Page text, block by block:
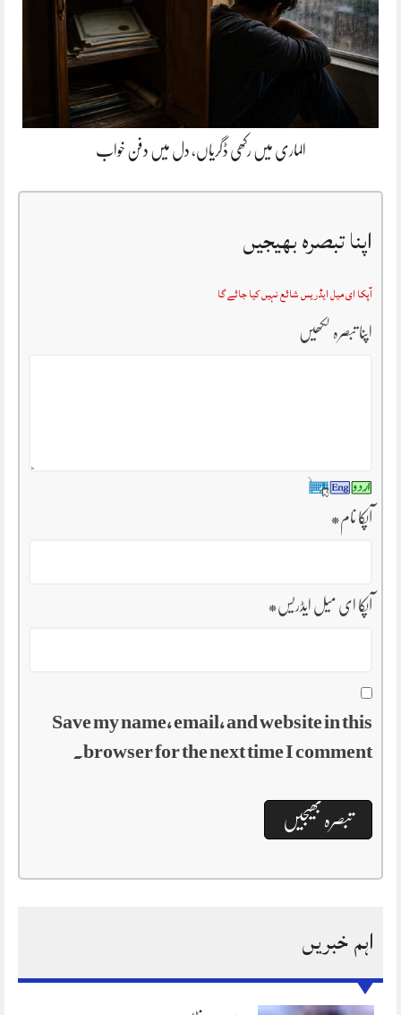
الماری میں رکھی ڈگریاں، دل میں دفن خواب
اپنا تبصرہ بھیجیں
آپکا ای میل ایڈریس شائع نہیں کیا جائے گا
اپنا تبصرہ لکھیں
آپکا نام*
آپکا ای میل ایڈریس*
Save my name, email, and website in this
browser for the next time I comment.
اہم خبریں